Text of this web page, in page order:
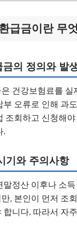
급금이란 무
의 정의와 발
건강보험료를
부 오류로 인해 과
조회하고 신청해
.
기와 주의사항
말정산 이후나 소
, 본인이 먼저 조
합니다. 따라서 자